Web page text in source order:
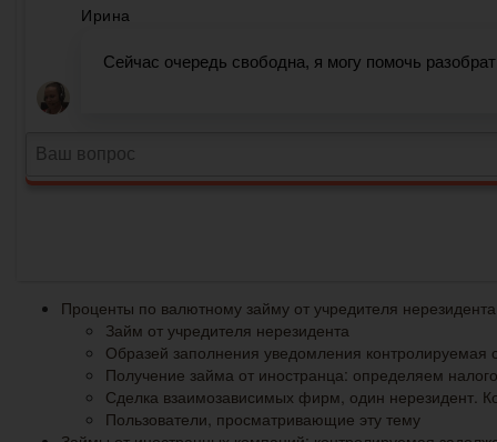
Проценты по валютному займу от учредителя
Займ от учредителя нерезидента
Образей заполнения уведомления контролируемая
Получение займа от иностранца: определяем
Сделка взаимозависимых фирм, один нерезидент.
Пользователи, просматривающие эту тему